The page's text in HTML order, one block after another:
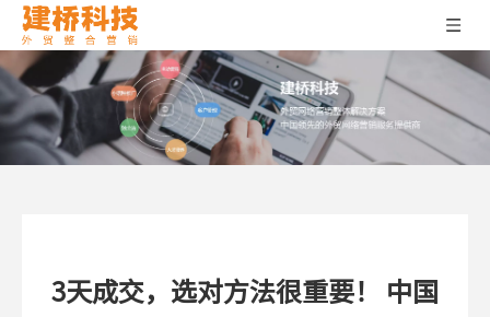
3天成交，选对方法很重要！ 中国